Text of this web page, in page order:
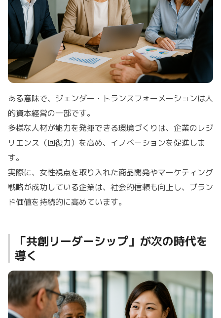
ある意味で、ジェンダー・トランスフォーメーションは人
的資本経営の一部です。
多様な人材が能力を発揮できる環境づくりは、企業のレジ
リエンス（回復力）を高め、イノベーションを促進しま
す。
実際に、女性視点を取り入れた商品開発やマーケティング
戦略が成功している企業は、社会的信頼も向上し、ブラン
ド価値を持続的に高めています。
「共創リーダーシップ」が次の時代を
導く